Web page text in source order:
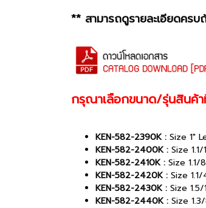
** สามารถดูรายละเอียดคร
กรุณาเลือกขนาด/รุ่นสินค้
KEN-582-2390K : Size 1"
KEN-582-2400K : Size
KEN-582-2410K : Size
KEN-582-2420K : Size
KEN-582-2430K : Size
KEN-582-2440K : Size